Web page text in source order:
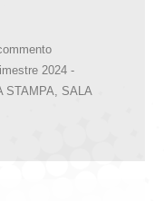
2024 -
STAMPA, SALA